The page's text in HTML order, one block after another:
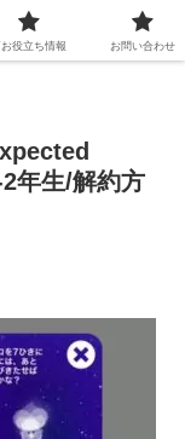
年生/解約方
お役立ち情報 お問い合わせ